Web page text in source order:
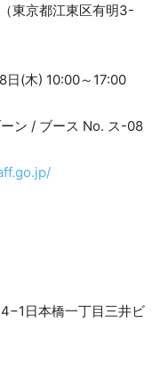
東京都江東区有明3-
日(木) 10:00～17:00
ン / ブース No. ス-08
日本橋一丁目三井ビ